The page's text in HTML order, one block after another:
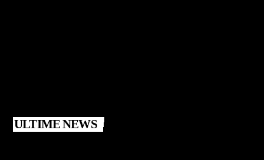
ULTIME NEWS